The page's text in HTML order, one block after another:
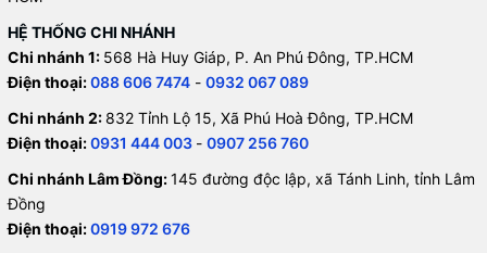
HỆ THỐNG CHI NHÁNH
Chi nhánh 1: 568 Hà Huy Giáp, P. An Phú Đông, TP.HCM
Điện thoại:088 606 7474 - 0932 067 089
Chi nhánh 2: 832 Tỉnh Lộ 15, Xã Phú Hoà Đông, TP.HCM
Điện thoại:0931 444 003 - 0907 256 760
Chi nhánh Lâm Đồng:145 đường độc lập, xã Tánh Linh, tỉnh Lâm
Đồng
Điện thoại:0919 972 676